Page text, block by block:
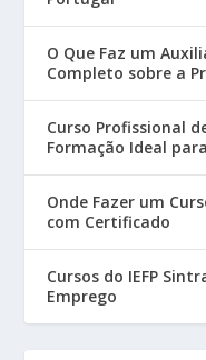
O Que Faz um
Completo sobre a
Curso Profissional
Formação Ideal
Onde Fazer um
com Certificado
Cursos do IEFP
Emprego